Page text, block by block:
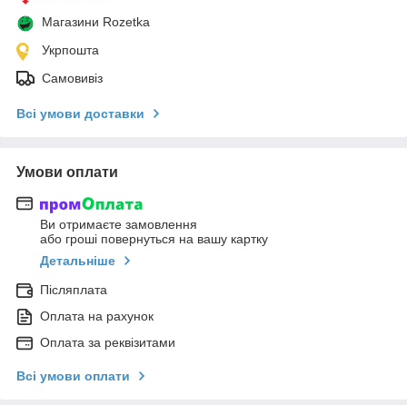
Магазини Rozetka
Укрпошта
Самовивіз
Всі умови доставки
Умови оплати
Ви отримаєте замовлення
або гроші повернуться на вашу картку
Детальніше
Післяплата
Оплата на рахунок
Оплата за реквізитами
Всі умови оплати